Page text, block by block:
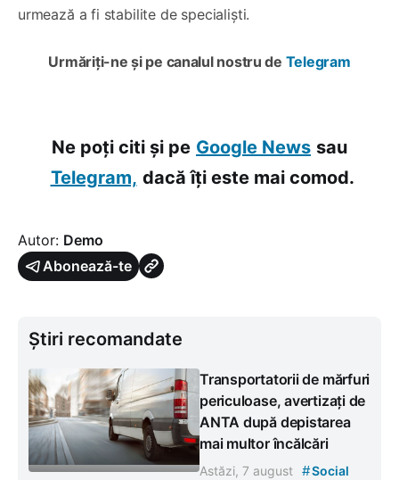
urmează a fi stabilite de specialiști.
Urmăriți-ne și pe canalul nostru de Telegram
Ne poți citi și pe Google News sau
Telegram, dacă îți este mai comod.
Autor: Demo
Abonează-te
Știri recomandate
Transportatorii de mărfuri
periculoase, avertizați de
ANTA după depistarea
mai multor încălcări
Astăzi, 7 august #Social